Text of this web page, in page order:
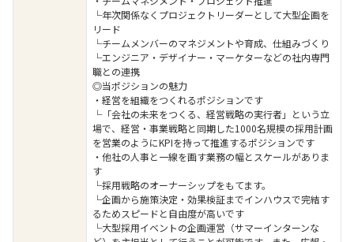
└年次関係なくプロジェクトリーダーとして大型企画を
リード
└チームメンバーのマネジメントや育成、仕組みづくり
└エンジニア・デザイナー・マーケターなどの社内専門
職との連携
◎当ポジションの魅力
・経営を組織をつくれるポジションです
└「会社の未来をつくる、経営戦略の実行者」という立
場で、経営・事業戦略と同期した1000名規模の採用計画
を営業のようにKPIを持って推進するポジションです
・他社の人事と一線を画す業務の幅とスケールがありま
す
└採用戦略のオーナーシップをもてます。
└企画から施策決定・効果検証までインハウスで完結す
るためスピードと自由度が高いです
└大型採用イベントの企画運営（サマーインターンな